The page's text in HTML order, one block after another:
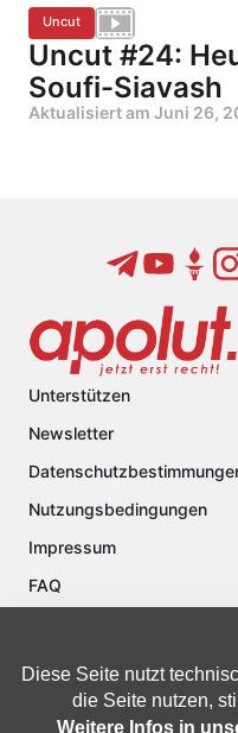
Uncut
Uncut #24:
Soufi-Siavash
Aktualisiert am Juni 26,
Unterstützen
Newsletter
Nutzungsbedingungen
Impressum
FAQ
Diese Seite nutzt
die Seite nutzen,
Weitere Infos in